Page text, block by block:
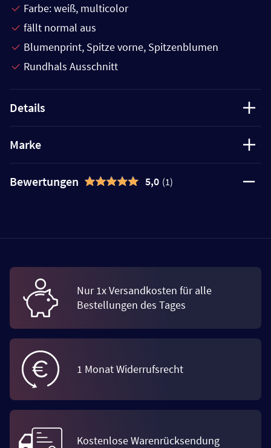
Farbe: weiß, multicolor
fällt normal aus
Blumenprint, Spitze vorne, Spitzenblumen
Rundhals Ausschnitt
Details
Marke
Bewertungen 5,0 (1)
Nur 1x Versandkosten für alle
Bestellungen des Tages
1 Monat Widerrufsrecht
Kostenlose Warenrücksendung